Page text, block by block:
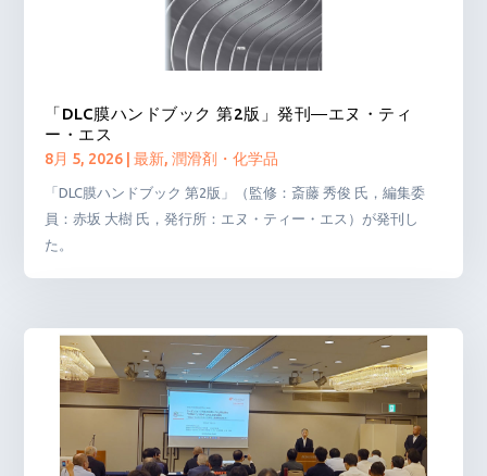
「DLC膜ハンドブック 第2版」発刊―エヌ・ティ
ー・エス
8月 5, 2026 |最新,潤滑剤・化学品
「DLC膜ハンドブック 第2版」（監修：斎藤 秀俊 氏，編集委
員：赤坂 大樹 氏，発行所：エヌ・ティー・エス）が発刊し
た。